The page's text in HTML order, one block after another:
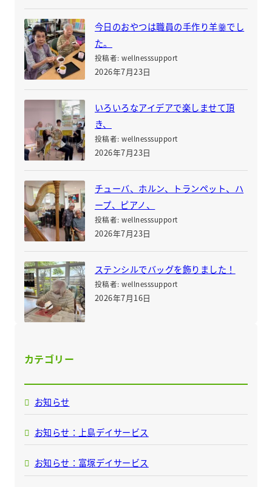
今日のおやつは職員の手作り羊羹でし
た。
投稿者: wellnesssupport
2026年7月23日
いろいろなアイデアで楽しませて頂
き、
投稿者: wellnesssupport
2026年7月23日
チューバ、ホルン、トランペット、ハ
ープ、ピアノ、
投稿者: wellnesssupport
2026年7月23日
ステンシルでバッグを飾りました！
投稿者: wellnesssupport
2026年7月16日
カテゴリー
お知らせ
お知らせ：上島デイサービス
お知らせ：富塚デイサービス